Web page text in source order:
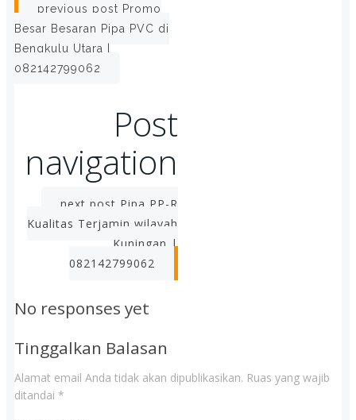
previous post Promo
Besar Besaran Pipa PVC di
Bengkulu Utara |
082142799062
Post
navigation
next post Pipa PP-R
Kualitas Terjamin wilayah
Kuningan |
082142799062
No responses yet
Tinggalkan Balasan
Alamat email Anda tidak akan dipublikasikan. Ruas yang wajib
ditandai *